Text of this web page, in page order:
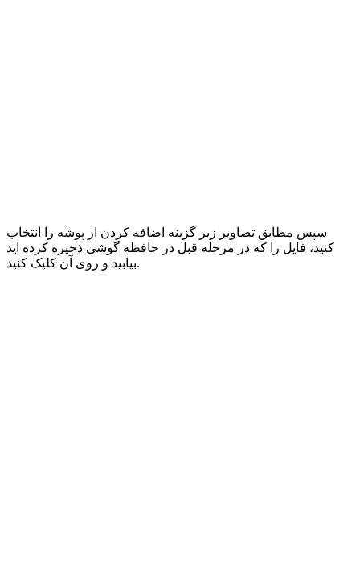
سپس مطابق تصاویر زیر گزینه اضافه کردن از پوشه را انتخاب
کنید، فایل را که در مرحله قبل در حافظه گوشی ذخیره کرده اید
بیابید و روی آن کلیک کنید.